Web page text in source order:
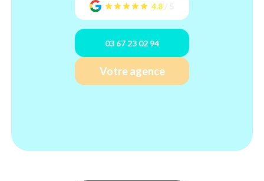
4.8
03 67 23 02 94
Votre agence